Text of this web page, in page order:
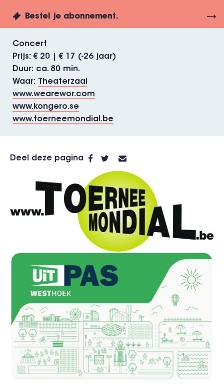
Bestel je abonnement.
Concert
Prijs
€ 20 | € 17 (-26 jaar)
Duur
ca. 80 min.
Waar
Theaterzaal
www.wearewor.com
www.kongero.se
www.toerneemondial.be
Deel deze pagina